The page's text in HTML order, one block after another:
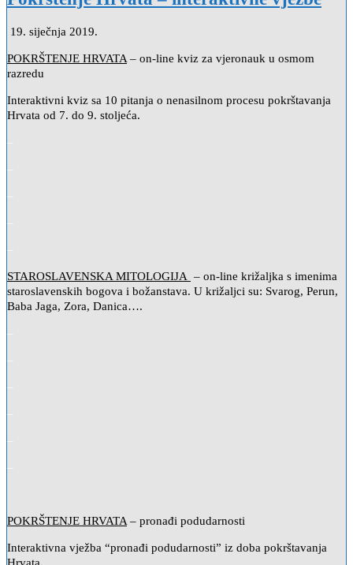
19. siječnja 2019.
POKRŠTENJE HRVATA– on-line kviz za vjeronauk u osmom
razredu
Interaktivni kviz sa 10 pitanja o nenasilnom procesu pokrštavanja
Hrvata od 7. do 9. stoljeća.
STAROSLAVENSKA MITOLOGIJA – on-line križaljka s imenima
staroslavenskih bogova i božanstava. U križaljci su: Svarog, Perun,
Baba Jaga, Zora, Danica….
POKRŠTENJE HRVATA– pronađi podudarnosti
Interaktivna vježba “pronađi podudarnosti” iz doba pokrštavanja